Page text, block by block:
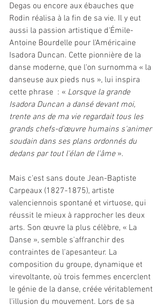
Degas ou encore aux ébauches que
Rodin réalisa à la fin de sa vie. Il y eut
aussi la passion artistique d'Émile-
Antoine Bourdelle pour l'Américaine
Isadora Duncan. Cette pionnière de la
danse moderne, que l'on surnomma « la
danseuse aux pieds nus », lui inspira
cette phrase  : « Lorsque la grande
Isadora Duncan a dansé devant moi,
trente ans de ma vie regardait tous les
grands chefs-d'œuvre humains s'animer
soudain dans ses plans ordonnés du
dedans par tout l'élan de l'âme ».
Mais c'est sans doute Jean-Baptiste
Carpeaux (1827-1875), artiste
valenciennois spontané et virtuose, qui
réussit le mieux à rapprocher les deux
arts. Son œuvre la plus célèbre, « La
Danse », semble s'affranchir des
contraintes de l'apesanteur. La
composition du groupe, dynamique et
virevoltante, où trois femmes encerclent
le génie de la danse, créée véritablement
l'illusion du mouvement. Lors de sa